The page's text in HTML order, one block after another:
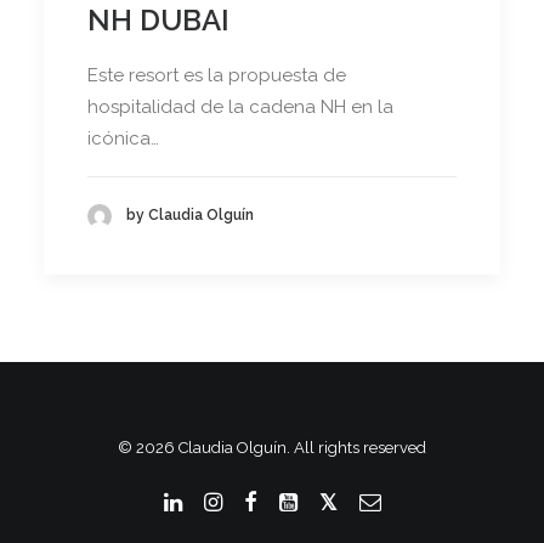
NH DUBAI
Este resort es la propuesta de
hospitalidad de la cadena NH en la
icónica…
by Claudia Olguín
© 2026 Claudia Olguín. All rights reserved